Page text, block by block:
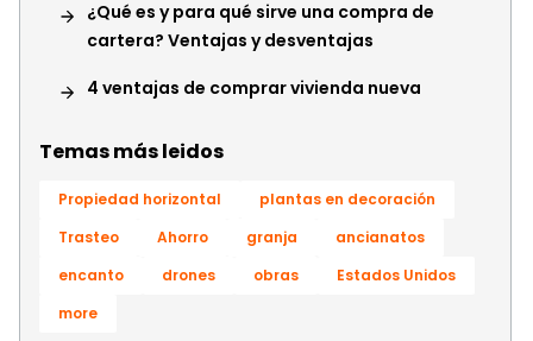
¿Qué es y para qué sirve una compra de
cartera? Ventajas y desventajas
4 ventajas de comprar vivienda nueva
Temas más leidos
Propiedad horizontal
plantas en decoración
Trasteo
Ahorro granja
ancianatos
encanto
drones obras
Estados Unidos
more